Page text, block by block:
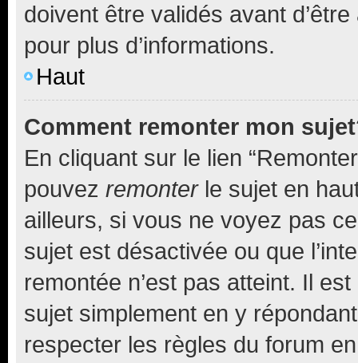
doivent être validés avant
pour plus d’informations.
Haut
Comment remonter mon
En cliquant sur le lien
pouvez remonterle sujet en
ailleurs, si vous ne voyez pas
sujet est désactivée ou que
remontée n’est pas atteint. Il
sujet simplement en y
respecter les règles du forum